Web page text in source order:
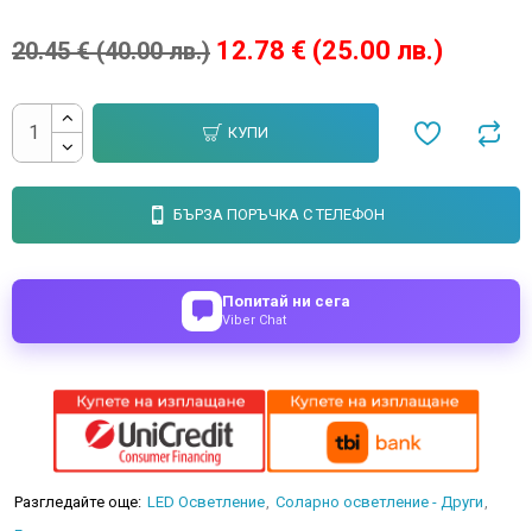
12.78 € (25.00 лв.)
20.45 € (40.00 лв.)
КУПИ
БЪРЗА ПОРЪЧКА С ТЕЛЕФОН
Попитай ни сега
Viber Chat
Разгледайте още: LED Осветление Соларно осветление - Други